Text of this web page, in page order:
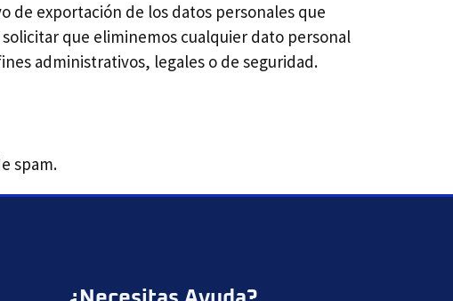
de exportación de los datos personales que
que eliminemos cualquier dato personal
administrativos, legales o de seguridad.
spam.